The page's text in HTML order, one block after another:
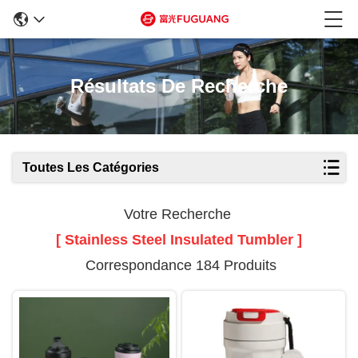
Résultats De Recherche
Toutes Les Catégories
Votre Recherche
[ Stainless Steel Insulated Tumbler ]
Correspondance 184 Produits